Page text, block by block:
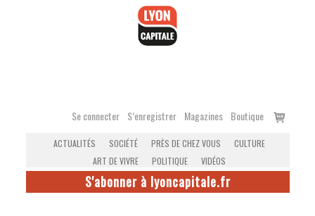
Se connecter S’enregistrer Magazines Boutique
Voir
ACTUALITÉS SOCIÉTÉ PRÈS DE CHEZ VOUS
CULTURE
ART DE VIVRE
POLITIQUE VIDÉOS
S'abonner à lyoncapitale.fr